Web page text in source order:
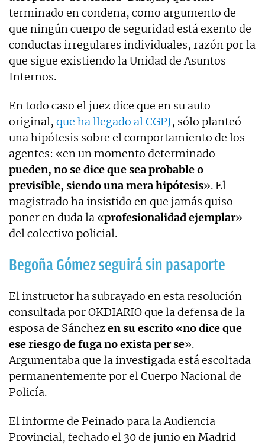
terminado en condena, como argumento de
que ningún cuerpo de seguridad está exento de
conductas irregulares individuales, razón por la
que sigue existiendo la Unidad de Asuntos
Internos.
En todo caso el juez dice que en su auto
original, que ha llegado al CGPJ, sólo planteó
una hipótesis sobre el comportamiento de los
agentes: «en un momento determinado
pueden, no se dice que sea probable o
previsible, siendo una mera hipótesis». El
magistrado ha insistido en que jamás quiso
poner en duda la «profesionalidad ejemplar»
del colectivo policial.
Begoña Gómez seguirá sin pasaporte
El instructor ha subrayado en esta resolución
consultada por OKDIARIO que la defensa de la
esposa de Sánchezen su escrito «no dice que
ese riesgo de fuga no exista per se».
Argumentaba que la investigada está escoltada
permanentemente por el Cuerpo Nacional de
Policía.
El informe de Peinado para la Audiencia
Provincial, fechado el 30 de junio en Madrid